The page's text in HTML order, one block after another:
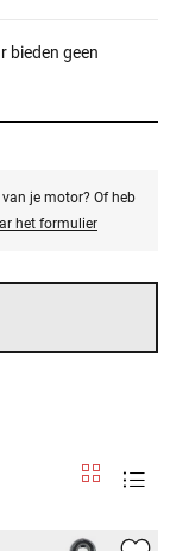
bieden geen
je motor? Of heb
het formulier